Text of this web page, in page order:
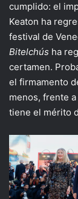
cumplido: el
Keaton ha
festival de
Bitelchús ha
certamen.
el firmamento
menos, frente
tiene el mérito